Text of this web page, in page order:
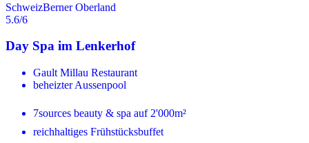
SchweizBerner Oberland
5.6/6
Day Spa im Lenkerhof
Gault Millau Restaurant
beheizter Aussenpool
7sources beauty & spa auf 2'000m²
reichhaltiges Frühstücksbuffet